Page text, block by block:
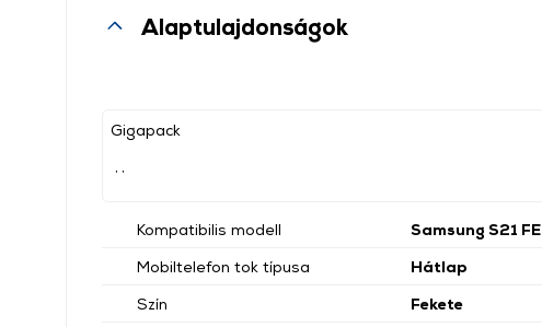
Alaptulajdonságok
Gigapack
Kompatibilis modell
Samsung S21 FE
Mobiltelefon tok típusa
Hátlap
Szín
Fekete